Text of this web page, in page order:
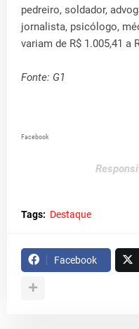
pedreiro, soldador,
jornalista, psicólogo,
variam de R$ 1.005,41 a
Fonte: G1
Facebook
Tags: Destaque
Facebook